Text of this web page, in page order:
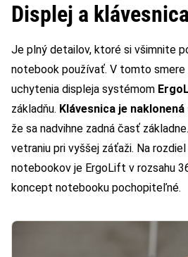
Displej a klávesnica
Je plný detailov, ktoré si všimnite
notebook používať. V tomto
uchytenia displeja systémom
základňu. Klávesnica je
že sa nadvihne zadná časť
vetraniu pri vyššej záťaži. Na
notebookov je ErgoLift v rozsahu
koncept notebooku pochopiteľné.